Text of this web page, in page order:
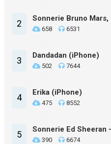
2 Sonnerie Bruno Mars,
658 6531
3 Dandadan (iPhone)
502 7644
4 Erika (iPhone)
475 8552
5 Sonnerie Ed Sheeran
390 6674